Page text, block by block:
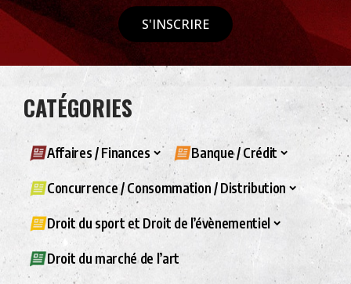
S'INSCRIRE
CATÉGORIES
Affaires / Finances Banque / Crédit
Concurrence / Consommation / Distribution
Droit du sport et Droit de l’évènementiel
Droit du marché de l’art